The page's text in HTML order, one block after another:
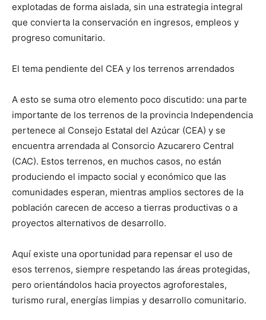
explotadas de forma aislada, sin una estrategia integral
que convierta la conservación en ingresos, empleos y
progreso comunitario.
El tema pendiente del CEA y los terrenos arrendados
A esto se suma otro elemento poco discutido: una parte
importante de los terrenos de la provincia Independencia
pertenece al Consejo Estatal del Azúcar (CEA) y se
encuentra arrendada al Consorcio Azucarero Central
(CAC). Estos terrenos, en muchos casos, no están
produciendo el impacto social y económico que las
comunidades esperan, mientras amplios sectores de la
población carecen de acceso a tierras productivas o a
proyectos alternativos de desarrollo.
Aquí existe una oportunidad para repensar el uso de
esos terrenos, siempre respetando las áreas protegidas,
pero orientándolos hacia proyectos agroforestales,
turismo rural, energías limpias y desarrollo comunitario.